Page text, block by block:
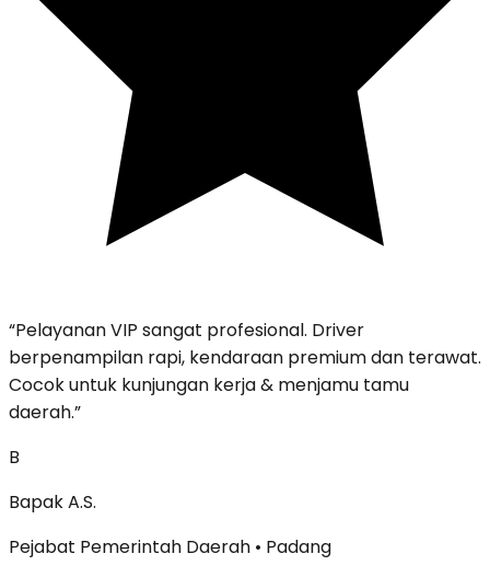
“Pelayanan VIP sangat profesional. Driver
berpenampilan rapi, kendaraan premium dan terawat.
Cocok untuk kunjungan kerja & menjamu tamu
daerah.”
B
Bapak A.S.
Pejabat Pemerintah Daerah • Padang